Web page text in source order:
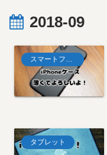
2018-09
スマートフォン
タブレット